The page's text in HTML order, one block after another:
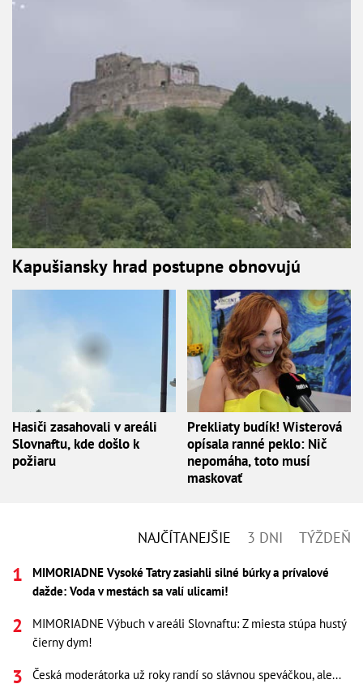
Kapušiansky hrad postupne obnovujú
Hasiči zasahovali v areáli
Slovnaftu, kde došlo k
požiaru
Prekliaty budík! Wisterová
opísala ranné peklo: Nič
nepomáha, toto musí
maskovať
NAJČÍTANEJŠIE 3 DNI TÝŽDEŇ
MIMORIADNE Vysoké Tatry zasiahli silné búrky a prívalové
dažde: Voda v mestách sa valí ulicami!
MIMORIADNE Výbuch v areáli Slovnaftu: Z miesta stúpa hustý
čierny dym!
Česká moderátorka už roky randí so slávnou speváčkou, ale...